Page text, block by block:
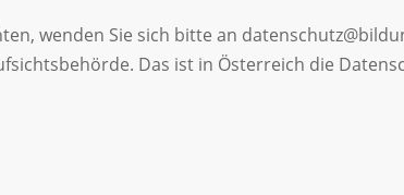
wenden Sie sich bitte an
Das ist in Österreich die